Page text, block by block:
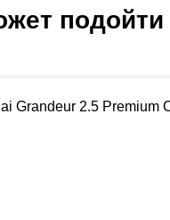
подойти